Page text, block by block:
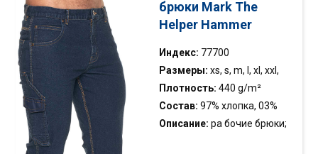
металлические застежки с
белым наполнением;
декоративная строчка
брюки Mark The
Helper Hammer
Индекс: 77700
Размеры: xs, s, m, l, xl, xxl,
xxxl
Плотность: 440 g/m²
Состав: 97% хлопка, 03%
эластан
Описание: ра бочие брюки;